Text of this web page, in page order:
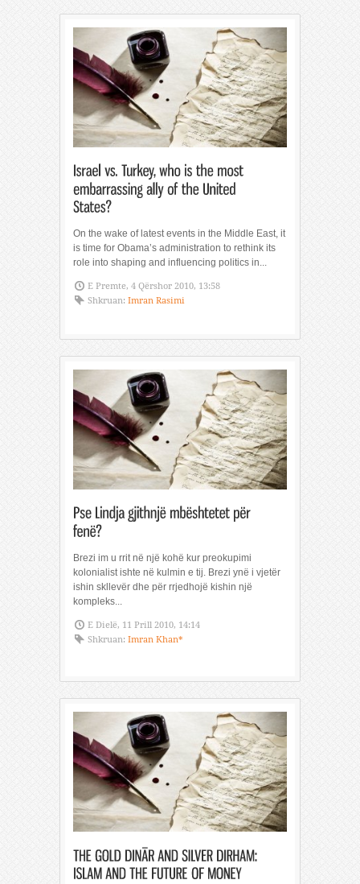
On the wake of latest events in the Middle East, it
is time for Obama’s administration to rethink its
role into shaping and influencing politics in...
E Premte, 4 Qërshor 2010, 13:58
Shkruan: Imran Rasimi
Brezi im u rrit në një kohë kur preokupimi
kolonialist ishte në kulmin e tij. Brezi ynë i vjetër
ishin skllevër dhe për rrjedhojë kishin një
kompleks...
E Dielë, 11 Prill 2010, 14:14
Shkruan: Imran Khan*